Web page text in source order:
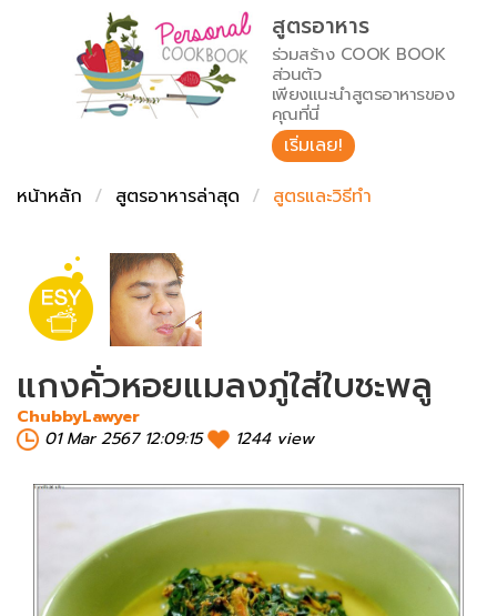
เปรียบเทียบหน่วยการตวง
เปรียบเทียบอุณหภูมิ
เปรียบเทียบน้ำหนักวัตถุดิบ
สร้าง Cookbook
สูตรอาหาร
ร่วมสร้าง COOK BOOK
ส่วนตัว
เพียงแนะนำสูตรอาหารของ
คุณที่นี่
เริ่มเลย!
หน้าหลัก
สูตรอาหารล่าสุด สูตรและวิธีทำ
แกงคั่วหอยแมลงภู่ใส่ใบชะพลู
ChubbyLawyer
01 Mar 2567 12:09:15
1244 view